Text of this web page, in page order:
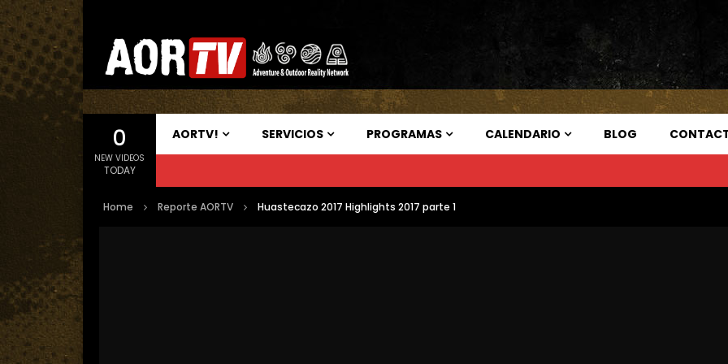
0
NEW VIDEOS
TODAY
AORTV! SERVICIOS PROGRAMAS CALENDARIO BLOG
Home Reporte AORTV Huastecazo 2017 Highlights 2017 parte 1